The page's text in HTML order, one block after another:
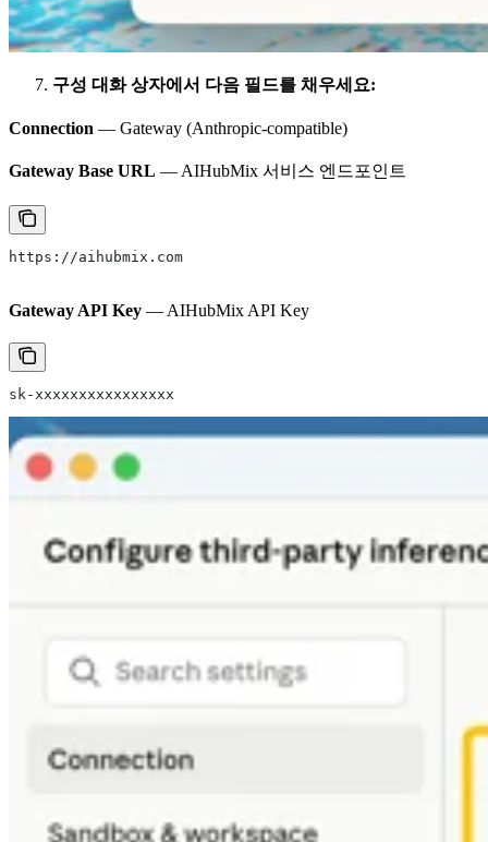
구성 대화 상자에서 다음 필드를 채우세요:
Connection — Gateway (Anthropic-compatible)
Gateway Base URL — AIHubMix 서비스 엔드포인트
https://aihubmix.com
Gateway API Key — AIHubMix API Key
sk-xxxxxxxxxxxxxxxx